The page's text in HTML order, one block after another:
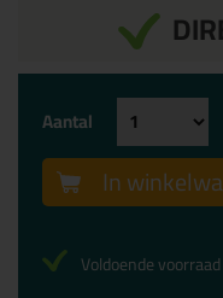
Aantal
In
Voldoende voorraad